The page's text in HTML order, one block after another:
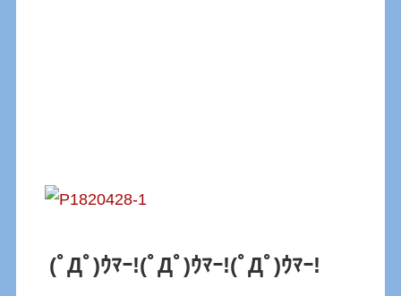
(ﾟДﾟ)ｳﾏｰ!(ﾟДﾟ)ｳﾏｰ!(ﾟДﾟ)ｳﾏｰ!